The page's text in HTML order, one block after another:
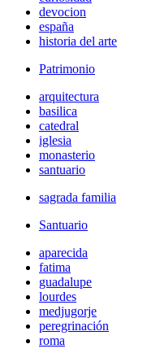
devocion
españa
historia del arte
Patrimonio
arquitectura
basilica
catedral
iglesia
monasterio
santuario
sagrada familia
Santuario
aparecida
fatima
guadalupe
lourdes
medjugorje
peregrinación
roma